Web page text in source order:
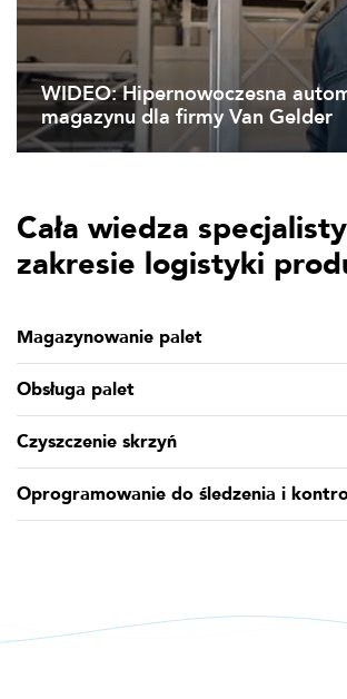
WIDEO: Hipernowoczesna
magazynu dla firmy Van Gelder
Cała wiedza
zakresie logistyki
Magazynowanie palet
Obsługa palet
Czyszczenie skrzyń
Oprogramowanie do śledzenia i